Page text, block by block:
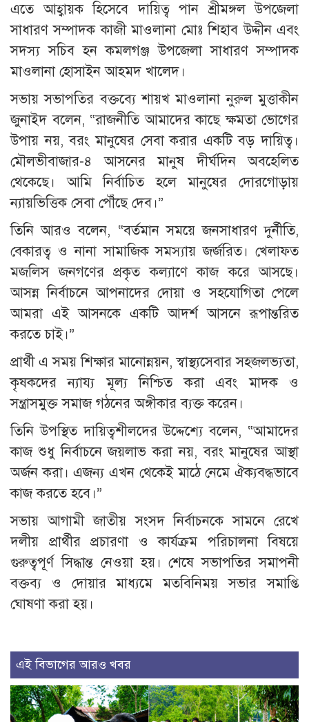
এতে আহ্বায়ক হিসেবে দায়িত্ব পান শ্রীমঙ্গল উপজেলা
সাধারণ সম্পাদক কাজী মাওলানা মোঃ শিহাব উদ্দীন এবং
সদস্য সচিব হন কমলগঞ্জ উপজেলা সাধারণ সম্পাদক
মাওলানা হোসাইন আহমদ খালেদ।
সভায় সভাপতির বক্তব্যে শায়খ মাওলানা নুরুল মুত্তাকীন
জুনাইদ বলেন, “রাজনীতি আমাদের কাছে ক্ষমতা ভোগের
উপায় নয়, বরং মানুষের সেবা করার একটি বড় দায়িত্ব।
মৌলভীবাজার-৪ আসনের মানুষ দীর্ঘদিন অবহেলিত
থেকেছে। আমি নির্বাচিত হলে মানুষের দোরগোড়ায়
ন্যায়ভিত্তিক সেবা পৌঁছে দেব।”
তিনি আরও বলেন, “বর্তমান সময়ে জনসাধারণ দুর্নীতি,
বেকারত্ব ও নানা সামাজিক সমস্যায় জর্জরিত। খেলাফত
মজলিস জনগণের প্রকৃত কল্যাণে কাজ করে আসছে।
আসন্ন নির্বাচনে আপনাদের দোয়া ও সহযোগিতা পেলে
আমরা এই আসনকে একটি আদর্শ আসনে রূপান্তরিত
করতে চাই।”
প্রার্থী এ সময় শিক্ষার মানোন্নয়ন, স্বাস্থ্যসেবার সহজলভ্যতা,
কৃষকদের ন্যায্য মূল্য নিশ্চিত করা এবং মাদক ও
সন্ত্রাসমুক্ত সমাজ গঠনের অঙ্গীকার ব্যক্ত করেন।
তিনি উপস্থিত দায়িত্বশীলদের উদ্দেশ্যে বলেন, “আমাদের
কাজ শুধু নির্বাচনে জয়লাভ করা নয়, বরং মানুষের আস্থা
অর্জন করা। এজন্য এখন থেকেই মাঠে নেমে ঐক্যবদ্ধভাবে
কাজ করতে হবে।”
সভায় আগামী জাতীয় সংসদ নির্বাচনকে সামনে রেখে
দলীয় প্রার্থীর প্রচারণা ও কার্যক্রম পরিচালনা বিষয়ে
গুরুত্বপূর্ণ সিদ্ধান্ত নেওয়া হয়। শেষে সভাপতির সমাপনী
বক্তব্য ও দোয়ার মাধ্যমে মতবিনিময় সভার সমাপ্তি
ঘোষণা করা হয়।
এই বিভাগের আরও খবর